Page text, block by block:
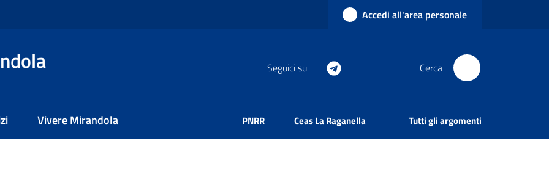
Accedi all'area personale
Seguici su Cerca
Vivere Mirandola PNRR Ceas La Raganella Tutti gli argomenti